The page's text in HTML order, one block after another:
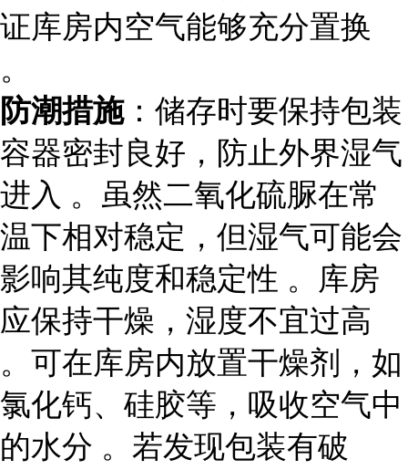
证库房内空气能够充分置换
。
防潮措施：储存时要保持包装
容器密封良好，防止外界湿气
进入 。虽然二氧化硫脲在常
温下相对稳定，但湿气可能会
影响其纯度和稳定性 。库房
应保持干燥，湿度不宜过高
。可在库房内放置干燥剂，如
氯化钙、硅胶等，吸收空气中
的水分 。若发现包装有破